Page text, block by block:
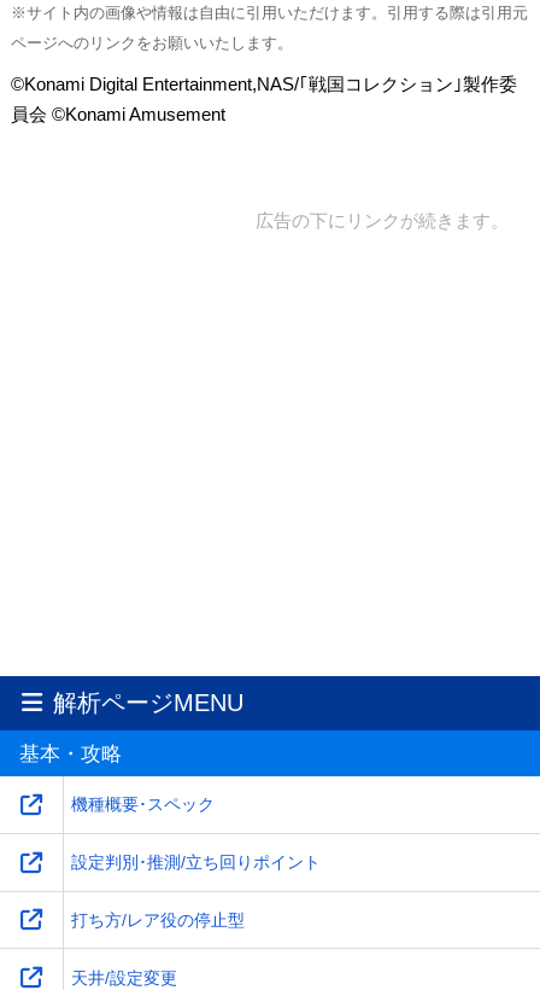
※サイト内の画像や情報は自由に引用いただけます。引用する際は引用元
ページへのリンクをお願いいたします。
©Konami Digital Entertainment,NAS/｢戦国コレクション｣製作委
員会 ©Konami Amusement
広告の下にリンクが続きます。
解析ページMENU
基本・攻略
機種概要･スペック
設定判別･推測/立ち回りポイント
打ち方/レア役の停止型
天井/設定変更